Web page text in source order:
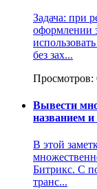
Задача: при
оформлении
без зах...
Просмотров:
Вывести
названием
В этой
Битрикс. С
транс...